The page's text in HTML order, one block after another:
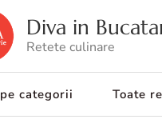
Diva in
Retete culinare
categorii Toate